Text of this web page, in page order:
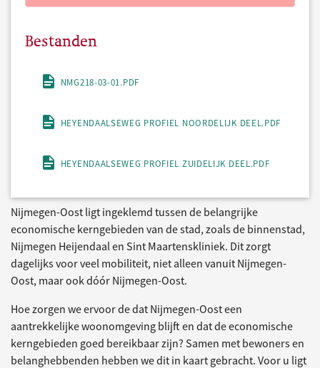
Bestanden
NMG218-03-01.PDF
HEYENDAALSEWEG PROFIEL NOORDELIJK DEEL.PDF
HEYENDAALSEWEG PROFIEL ZUIDELIJK DEEL.PDF
Nijmegen-Oost ligt ingeklemd tussen de belangrijke
economische kerngebieden van de stad, zoals de binnenstad,
Nijmegen Heijendaal en Sint Maartenskliniek. Dit zorgt
dagelijks voor veel mobiliteit, niet alleen vanuit Nijmegen-
Oost, maar ook dóór Nijmegen-Oost.
Hoe zorgen we ervoor de dat Nijmegen-Oost een
aantrekkelijke woonomgeving blijft en dat de economische
kerngebieden goed bereikbaar zijn? Samen met bewoners en
belanghebbenden hebben we dit in kaart gebracht. Voor u ligt